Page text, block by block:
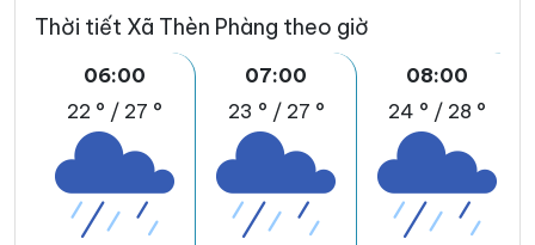
Thời tiết Xã Thèn Phàng theo giờ
06:00
22 ° / 27 °
07:00
23 ° / 27 °
08:00
24 ° / 28 °